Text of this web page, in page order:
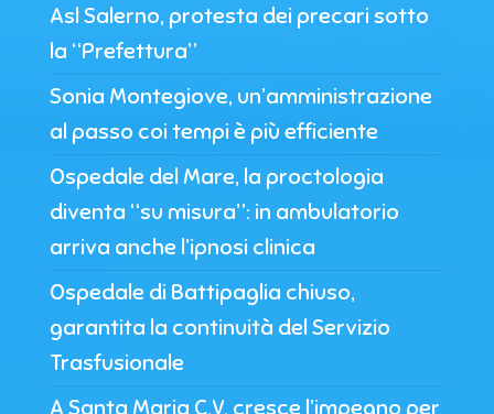
Asl Salerno, protesta dei precari sotto
la “Prefettura”
Sonia Montegiove, un’amministrazione
al passo coi tempi è più efficiente
Ospedale del Mare, la proctologia
diventa “su misura”: in ambulatorio
arriva anche l’ipnosi clinica
Ospedale di Battipaglia chiuso,
garantita la continuità del Servizio
Trasfusionale
A Santa Maria C.V. cresce l’impegno per